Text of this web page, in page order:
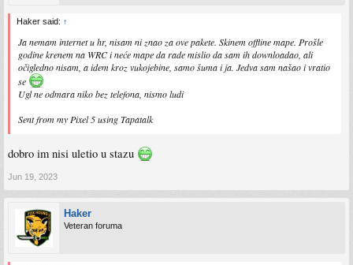
Haker said: ↑
Ja nemam internet u hr, nisam ni znao za ove pakete. Skinem offline mape. Prošle
godine krenem na WRC i neće mape da rade mislio da sam ih downloadao, ali
očigledno nisam, a idem kroz vukojebine, samo šuma i ja. Jedva sam našao i vratio
se
Ugl ne odmara niko bez telefona, nismo ludi
Sent from my Pixel 5 using Tapatalk
dobro im nisi uletio u stazu
Jun 19, 2023
Haker
Veteran foruma